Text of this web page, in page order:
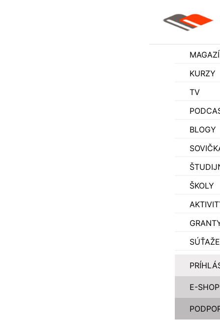
KURZY
TV
BLOGY
ŠKOLY
SÚŤAŽE
E-SHOP